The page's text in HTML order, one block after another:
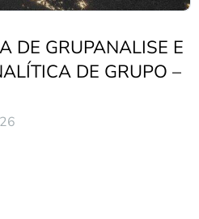
DE GRUPANALISE E
DE GRUPO –